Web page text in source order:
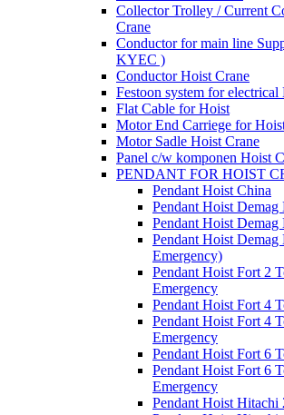
Collector Trolley / Current
Crane
Conductor for main line
KYEC )
Conductor Hoist Crane
Festoon system for electrical
Flat Cable for Hoist
Motor End Carriege for
Motor Sadle Hoist Crane
Panel c/w komponen Hoist
PENDANT FOR HOIST
Pendant Hoist China
Pendant Hoist Demag
Pendant Hoist Demag
Pendant Hoist
Emergency)
Pendant Hoist Fort 2
Emergency
Pendant Hoist Fort 4
Pendant Hoist Fort 4
Emergency
Pendant Hoist Fort 6
Pendant Hoist Fort 6
Emergency
Pendant Hoist Hitachi